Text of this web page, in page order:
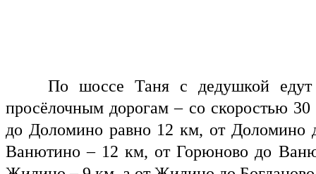
По шоссе Таня с дедушкой едут
просёлочным дорогам – со скоростью
до Доломино равно 12 км, от Доломино
Ванютино – 12 км, от Горюново до